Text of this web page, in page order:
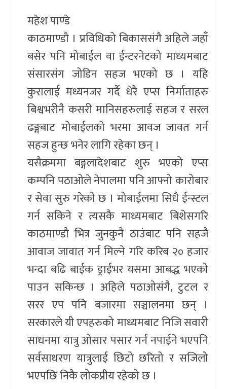
स्वास्थ्य/
रोचक
अन्तर्वार्ता
महेश पाण्डे
काठमाण्डौ । प्रविधिको बिकाससंगै अहिले जहाँ
बसेर पनि मोबाईल वा ईन्टरनेटको माध्यमबाट
संसारसंग जोडिन सहज भएको छ । यहि
कुरालाई मध्यनजर गर्दै धेरै एप्स निर्माताहरु
बिश्वभरीनै कसरी मानिसहरुलाई सहज र सरल
ढङ्गबाट मोबाईलको भरमा आवज जावत गर्न
सहज हुन्छ भनेर लागि रहेका छन् ।
यसैक्रममा बङ्गलादेशबाट शुरु भएको एप्स
कम्पनि पठाओले नेपालमा पनि आफ्नो कारोबार
र सेवा सुरु गरेको छ । मोबाईलमा सिधै ईन्स्टल
गर्न सकिने र त्यसकै माध्यमबाट बिशेसगरि
काठमाण्डौ भित्र जुनकुनै ठाउंबाट पनि सहजै
आवाज जावात गर्न मिल्ने गरि करिब २० हजार
भन्दा बढि बाईक ड्राईभर यसमा आबद्ध भएको
पाउन सकिन्छ । अहिले पठाओसंगै, टुटल र
सरर एप पनि बजारमा सञ्चालनमा छन् ।
सरकारले यी एपहरुको माध्यमबाट निजि सवारी
साधनमा यात्रु ओसार पसार गर्न नपाईने भएपनि
सर्वसाधरण यात्रुलाई छिटो छरितो र सजिलो
भएपछि निकै लोकप्रीय रहेको छ ।